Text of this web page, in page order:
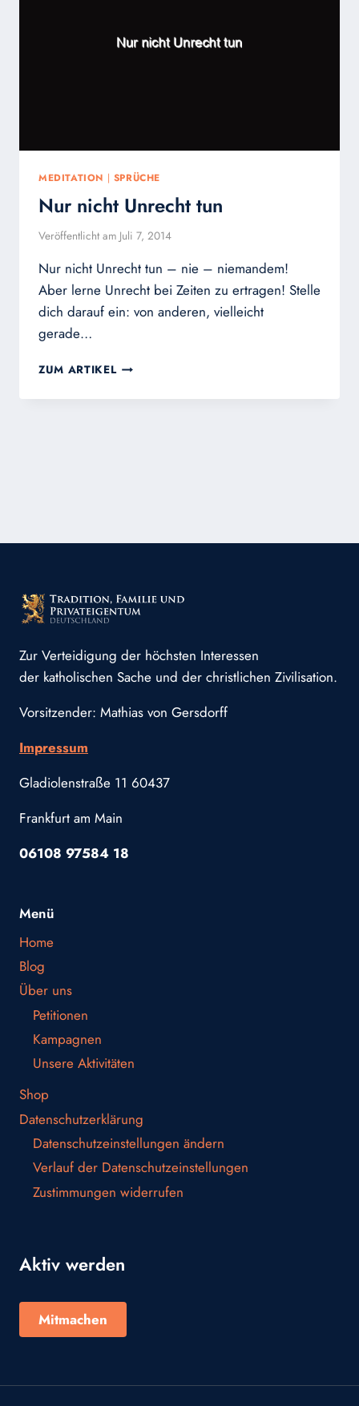
MEDITATION | SPRÜCHE
Nur nicht Unrecht tun
Veröffentlicht am Juli 7, 2014
Nur nicht Unrecht tun – nie – niemandem!
Aber lerne Unrecht bei Zeiten zu ertragen! Stelle
dich darauf ein: von anderen, vielleicht
gerade…
ZUM ARTIKEL NUR
UNRECHT
Zur Verteidigung der höchsten Interessen
der katholischen Sache und der christlichen Zivilisation.
Vorsitzender: Mathias von Gersdorff
Impressum
Gladiolenstraße 11 60437
Frankfurt am Main
06108 97584 18
Menü
Home
Blog
Über uns
Petitionen
Kampagnen
Unsere Aktivitäten
Shop
Datenschutzerklärung
Datenschutzeinstellungen ändern
Verlauf der Datenschutzeinstellungen
Zustimmungen widerrufen
Aktiv werden
Mitmachen